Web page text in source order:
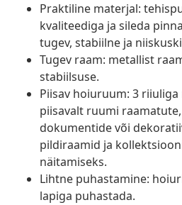
Praktiline materjal:
kvaliteediga ja sileda
tugev, stabiilne ja
Tugev raam: metallist
stabiilsuse.
Piisav hoiuruum: 3
piisavalt ruumi
dokumentide või
pildiraamid ja
näitamiseks.
Lihtne puhastamine:
lapiga puhastada.